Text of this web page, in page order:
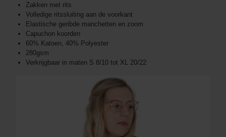
Zakken met rits
Volledige ritssluiting aan de voorkant
Elastische geribde manchetten en zoom
Capuchon koorden
60% Katoen, 40% Polyester
280gsm
Verkrijgbaar in maten S 8/10 tot XL 20/22